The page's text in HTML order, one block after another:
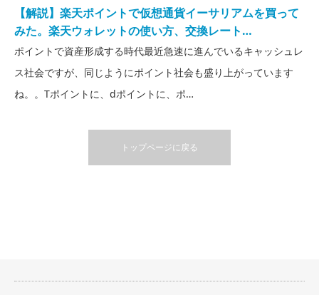
【解説】楽天ポイントで仮想通貨イーサリアムを買って
みた。楽天ウォレットの使い方、交換レート…
ポイントで資産形成する時代最近急速に進んでいるキャッシュレ
ス社会ですが、同じようにポイント社会も盛り上がっています
ね。。Tポイントに、dポイントに、ポ…
トップページに戻る